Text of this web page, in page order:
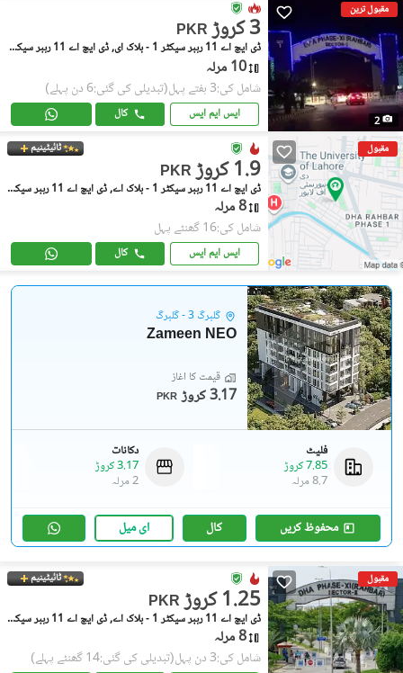
مقبول ترین
2
PKR 3 کروڑ
ڈی ایچ اے 11 رہبر سیکٹر 1 - بلاک ای, ڈی ایچ اے 11 رہبر سیکٹر 1
10 مرلہ
شامل کی:3 ہفتے پہل (تبدیلی کی گئی:6 دن پہلے)
ایس ایم ایس کال
مقبول ٹائیٹینیم
PKR 1.9 کروڑ
ڈی ایچ اے 11 رہبر سیکٹر 1 - بلاک اے, ڈی ایچ اے 11 رہبر سیکٹر 1
8 مرلہ
شامل کی:16 گھنٹے پہل
ایس ایم ایس کال
گلبرگ 3 - گلبرگ
Zameen NEO
قیمت کا آغاز
PKR 3.17 کروڑ
فلیٹ
7.85 کروڑ
8.7 مرلہ
دکانات
3.17 کروڑ
2 مرلہ
محفوظ کریں کال ای میل
مقبول ٹائیٹینیم
PKR 1.25 کروڑ
ڈی ایچ اے 11 رہبر سیکٹر 1 - بلاک اے, ڈی ایچ اے 11 رہبر سیکٹر 1
8 مرلہ
شامل کی:3 دن پہل (تبدیلی کی گئی:14 گھنٹے پہلے)